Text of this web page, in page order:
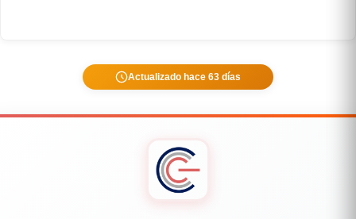
Actualizado hace 63 días